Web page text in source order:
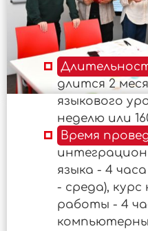
длится 2
языкового
неделю или
Время
языка - 4
- среда), курс
работы - 4